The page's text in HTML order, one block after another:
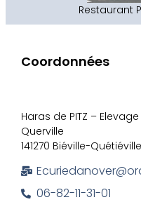
Restaurant
Coordonnées
Haras de PITZ – Elevage
Querville
141270 Biéville-Quétiéville
06-82-11-31-01